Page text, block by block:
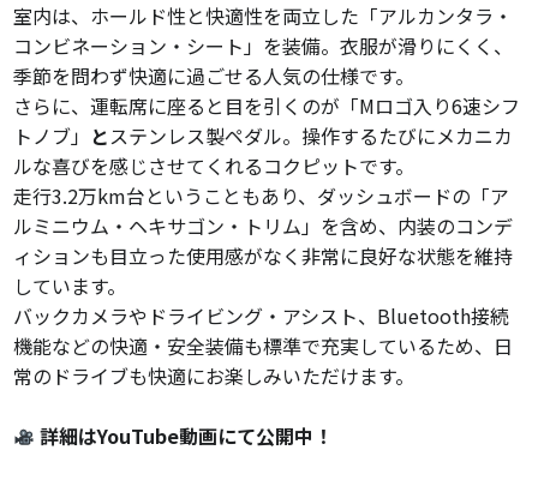
室内は、ホールド性と快適性を両立した「アルカンタラ・
コンビネーション・シート」を装備。衣服が滑りにくく、
季節を問わず快適に過ごせる人気の仕様です。
さらに、運転席に座ると目を引くのが「Mロゴ入り6速シフ
トノブ」 とステンレス製ペダル。操作するたびにメカニカ
ルな喜びを感じさせてくれるコクピットです。
走行3.2万km台ということもあり、ダッシュボードの「ア
ルミニウム・ヘキサゴン・トリム」を含め、内装のコンデ
ィションも目立った使用感がなく非常に良好な状態を維持
しています。
バックカメラやドライビング・アシスト、Bluetooth接続
機能などの快適・安全装備も標準で充実しているため、日
常のドライブも快適にお楽しみいただけます。
詳細はYouTube動画にて公開中！